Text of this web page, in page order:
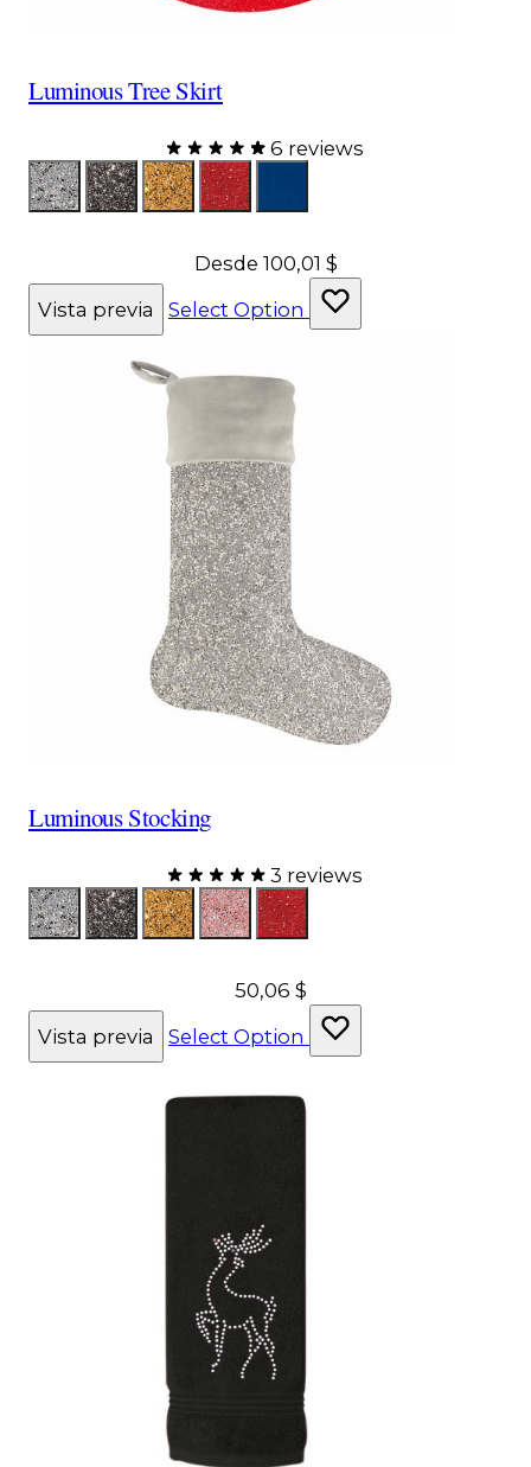
Luminous Tree Skirt
6 reviews
Color
LumSilverLumCharcoal
LumGoldLumRed
Desde 100,01 $
Vista previa
Select Option
Luminous Stocking
3 reviews
Color
LumSilverLumCharcoal
LumGoldLumPinkLumRed
50,06 $
Vista previa
Select Option